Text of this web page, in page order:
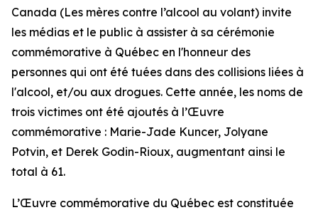
Canada (Les mères contre l’alcool au volant) invite
les médias et le public à assister à sa cérémonie
commémorative à Québec en l'honneur des
personnes qui ont été tuées dans des collisions liées à
l'alcool, et/ou aux drogues. Cette année, les noms de
trois victimes ont été ajoutés à l’Œuvre
commémorative : Marie-Jade Kuncer, Jolyane
Potvin, et Derek Godin-Rioux, augmentant ainsi le
total à 61.
L’Œuvre commémorative du Québec est constituée